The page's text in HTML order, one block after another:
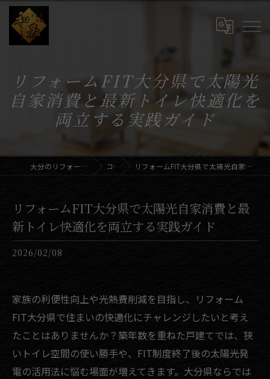
リフォームFIT大分県で太陽光
自家消費と最新トイレ快適化を
両立する実践ガイド
大分のリフォームならさとう装飾和恭 コラム リフォームFIT大分県で太陽光自家消費と最新トイレ快適化を両立する実践ガイド
リフォームFIT大分県で太陽光自家消費と最
新トイレ快適化を両立する実践ガイド
2026/02/08
家族の利便性向上や光熱費削減を目指し、リフォーム
FIT大分県で住まいの快適化にチャレンジしたいと考え
たことはありませんか？築年数を重ねた戸建てでは、狭
いトイレ空間の使い勝手や、FIT制度終了後の太陽光発
電の活用法に悩む場面が増えてきます。大分県ならでは